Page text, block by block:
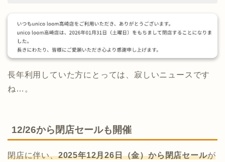
長年利用していた方にとっては、寂しいニュースです
ね…。
12/26から閉店セールも開催
閉店に伴い、2025年12月26日（金）から閉店セールが